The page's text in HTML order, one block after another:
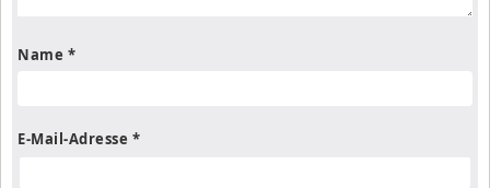
Name *
E-Mail-Adresse *